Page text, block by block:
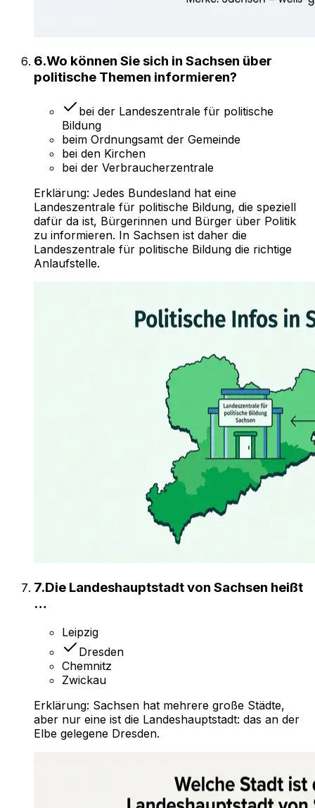
6.Wo können Sie sich in Sachsen über
politische Themen informieren?
bei der Landeszentrale für politische
Bildung
beim Ordnungsamt der Gemeinde
bei den Kirchen
bei der Verbraucherzentrale
Erklärung: Jedes Bundesland hat eine
Landeszentrale für politische Bildung, die speziell
dafür da ist, Bürgerinnen und Bürger über Politik
zu informieren. In Sachsen ist daher die
Landeszentrale für politische Bildung die richtige
Anlaufstelle.
7.Die Landeshauptstadt von Sachsen heißt
…
Leipzig
Dresden
Chemnitz
Zwickau
Erklärung: Sachsen hat mehrere große Städte,
aber nur eine ist die Landeshauptstadt: das an der
Elbe gelegene Dresden.